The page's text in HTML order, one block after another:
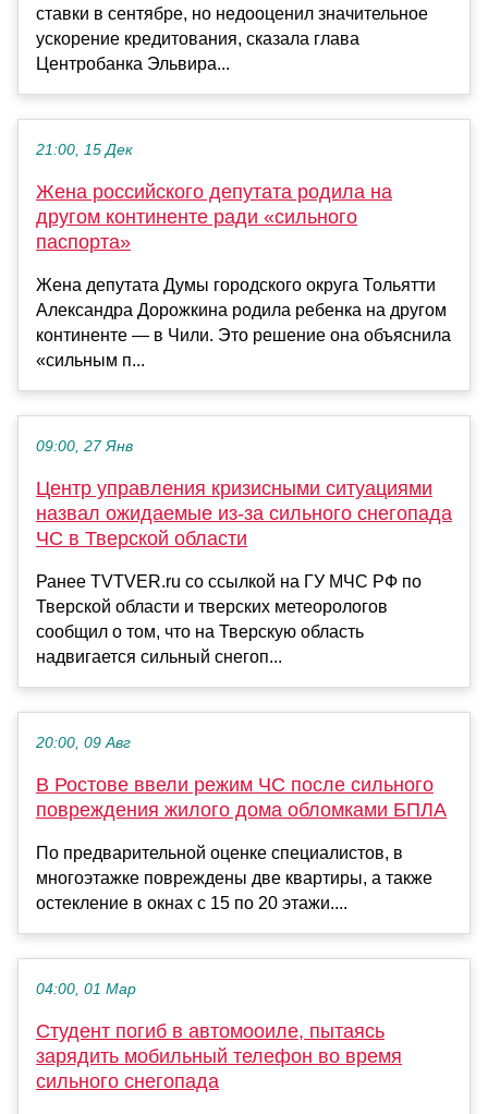
ставки в сентябре, но недооценил значительное
ускорение кредитования, сказала глава
Центробанка Эльвира...
21:00, 15 Дек
Жена российского депутата родила на
другом континенте ради «сильного
паспорта»
Жена депутата Думы городского округа Тольятти
Александра Дорожкина родила ребенка на другом
континенте — в Чили. Это решение она объяснила
«сильным п...
09:00, 27 Янв
Центр управления кризисными ситуациями
назвал ожидаемые из-за сильного снегопада
ЧС в Тверской области
Ранее TVTVER.ru со ссылкой на ГУ МЧС РФ по
Тверской области и тверских метеорологов
сообщил о том, что на Тверскую область
надвигается сильный снегоп...
20:00, 09 Авг
В Ростове ввели режим ЧС после сильного
повреждения жилого дома обломками БПЛА
По предварительной оценке специалистов, в
многоэтажке повреждены две квартиры, а также
остекление в окнах с 15 по 20 этажи....
04:00, 01 Мар
Студент погиб в автомоoиле, пытаясь
зарядить мобильный телефон во время
сильного снегопада